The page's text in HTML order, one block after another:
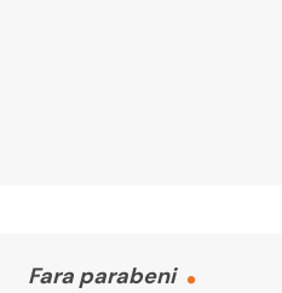
Fara parabeni